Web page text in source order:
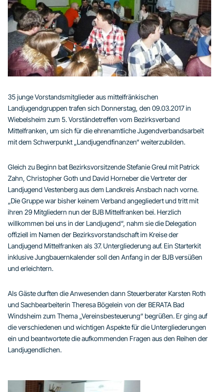
35 junge Vorstandsmitglieder aus mittelfränkischen
Landjugendgruppen trafen sich Donnerstag, den 09.03.2017 in
Wiebelsheim zum 5. Vorständetreffen vom Bezirksverband
Mittelfranken, um sich für die ehrenamtliche Jugendverbandsarbeit
mit dem Schwerpunkt „Landjugendfinanzen“ weiterzubilden.
Gleich zu Beginn bat Bezirksvorsitzende Stefanie Greul mit Patrick
Zahn, Christopher Goth und David Horneber die Vertreter der
Landjugend Vestenberg aus dem Landkreis Ansbach nach vorne.
„Die Gruppe war bisher keinem Verband angegliedert und tritt mit
ihren 29 Mitgliedern nun der BJB Mittelfranken bei. Herzlich
willkommen bei uns in der Landjugend“, nahm sie die Delegation
offiziell im Namen der Bezirksvorstandschaft im Kreise der
Landjugend Mittelfranken als 37. Untergliederung auf. Ein Starterkit
inklusive Jungbauernkalender soll den Anfang in der BJB versüßen
und erleichtern.
Als Gäste durften die Anwesenden dann Steuerberater Karsten Roth
und Sachbearbeiterin Theresa Bögelein von der BERATA Bad
Windsheim zum Thema „Vereinsbesteuerung“ begrüßen. Er ging auf
die verschiedenen und wichtigen Aspekte für die Untergliederungen
ein und beantwortete die aufkommenden Fragen aus den Reihen der
Landjugendlichen.